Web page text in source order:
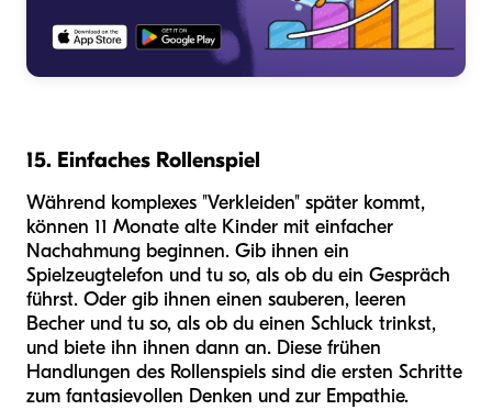
15. Einfaches Rollenspiel
Während komplexes "Verkleiden" später kommt,
können 11 Monate alte Kinder mit einfacher
Nachahmung beginnen. Gib ihnen ein
Spielzeugtelefon und tu so, als ob du ein Gespräch
führst. Oder gib ihnen einen sauberen, leeren
Becher und tu so, als ob du einen Schluck trinkst,
und biete ihn ihnen dann an. Diese frühen
Handlungen des Rollenspiels sind die ersten Schritte
zum fantasievollen Denken und zur Empathie.